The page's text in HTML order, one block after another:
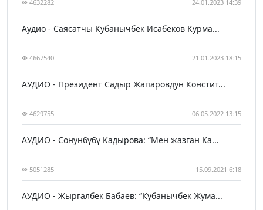
4632282 24.01.2023 14:39
Аудио - Саясатчы Кубанычбек Исабеков Курма...
4667540 21.01.2023 18:15
АУДИО - Президент Садыр Жапаровдун Констит...
4629755 06.05.2022 13:15
АУДИО - Сонунбүбү Кадырова: “Мен жазган Ка...
5051285 15.09.2021 6:18
АУДИО - Жыргалбек Бабаев: “Кубанычбек Жума...